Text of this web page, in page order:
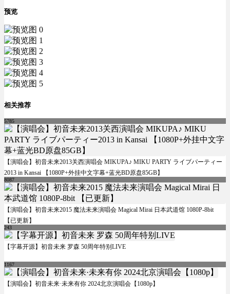
预览
相关推荐
5785
【演唱会】初音未来2013关西演唱会 MIKUPA♪ MIKU PARTY ライブパーティー
2013 in Kansai 【1080P+外挂中文字幕+蓝光BD原盘85GB】
8087
【演唱会】初音未来2015 魔法未来演唱会 Magical Mirai 日本武道馆 1080P-8bit
【已更新】
243
【字幕开源】初音未来 罗森 50周年特别LIVE
1167
【演唱会】初音未来·未来有你 2024北京演唱会【1080p】